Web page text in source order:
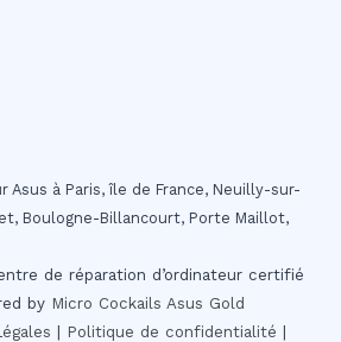
Asus à Paris, île de France, Neuilly-sur-
Boulogne-Billancourt, Porte Maillot,
de réparation d’ordinateur certifié
by Micro Cockails Asus Gold
Politique de confidentialité